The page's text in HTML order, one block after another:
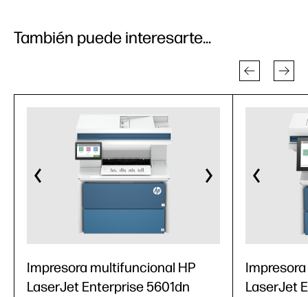
También puede interesarte...
Impresora multifuncional HP
LaserJet Enterprise 5601dn
LaserJet